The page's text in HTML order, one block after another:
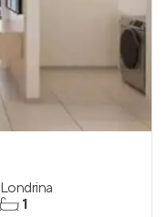
Londrina
1